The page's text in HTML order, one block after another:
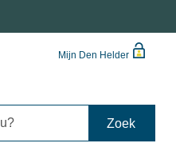
Mijn Den Helder